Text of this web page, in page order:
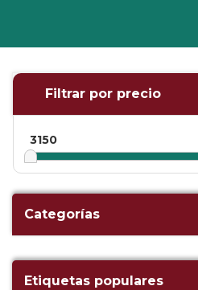
Filtrar por precio
3150
Categorías
Etiquetas populares